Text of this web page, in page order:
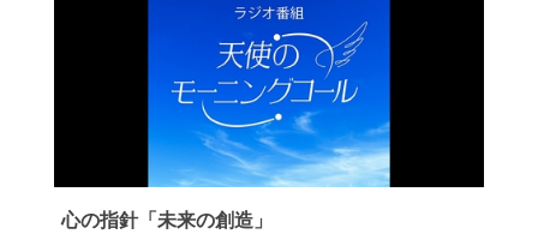
心の指針「未来の創造」